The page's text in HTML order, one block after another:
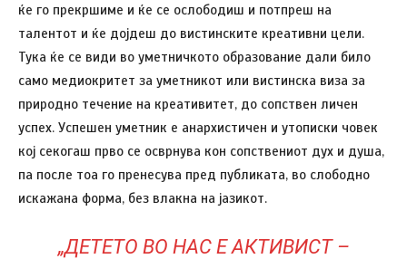
ќе го прекршиме и ќе се ослободиш и потпреш на
талентот и ќе дојдеш до вистинските креативни цели.
Тука ќе се види во уметничкото образование дали било
само медиокритет за уметникот или вистинска виза за
природно течение на креативитет, до сопствен личен
успех. Успешен уметник е анархистичен и утописки човек
кој секогаш прво се осврнува кон сопствениот дух и душа,
па после тоа го пренесува пред публиката, во слободно
искажана форма, без влакна на јазикот.
„ДЕТЕТО ВО НАС Е АКТИВИСТ –